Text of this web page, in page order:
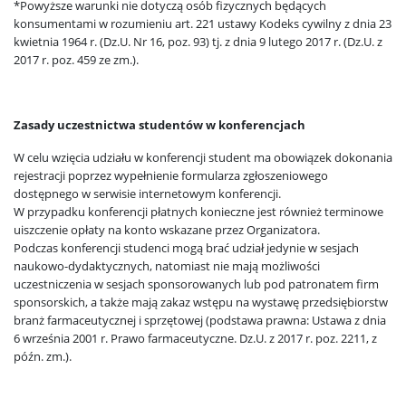
*Powyższe warunki nie dotyczą osób fizycznych będących
konsumentami w rozumieniu art. 221 ustawy Kodeks cywilny z dnia 23
kwietnia 1964 r. (Dz.U. Nr 16, poz. 93) tj. z dnia 9 lutego 2017 r. (Dz.U. z
2017 r. poz. 459 ze zm.).
Zasady uczestnictwa studentów w konferencjach
W celu wzięcia udziału w konferencji student ma obowiązek dokonania
rejestracji poprzez wypełnienie formularza zgłoszeniowego
dostępnego w serwisie internetowym konferencji.
W przypadku konferencji płatnych konieczne jest również terminowe
uiszczenie opłaty na konto wskazane przez Organizatora.
Podczas konferencji studenci mogą brać udział jedynie w sesjach
naukowo-dydaktycznych, natomiast nie mają możliwości
uczestniczenia w sesjach sponsorowanych lub pod patronatem firm
sponsorskich, a także mają zakaz wstępu na wystawę przedsiębiorstw
branż farmaceutycznej i sprzętowej (podstawa prawna: Ustawa z dnia
6 września 2001 r. Prawo farmaceutyczne. Dz.U. z 2017 r. poz. 2211, z
późn. zm.).